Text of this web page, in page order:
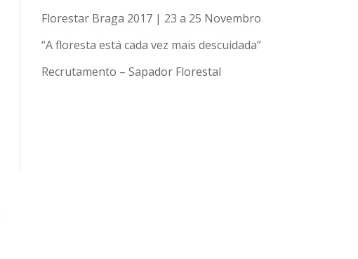
Florestar Braga 2017 | 23 a 25 Novembro
“A floresta está cada vez mais descuidada”
Recrutamento – Sapador Florestal